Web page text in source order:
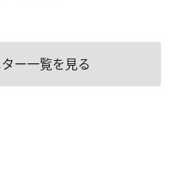
ー一覧を見る